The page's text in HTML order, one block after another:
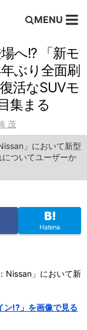
MENU
へ!? 「新モ
ぶり全面刷
活なSUVモ
集まる
茂
」において新型
についてユーザーか
Hatena
Nissan」において新
ン!?」を画像で見る